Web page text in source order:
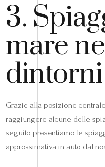
3.
mare
dintorni
Grazie alla posizione
raggiungere alcune delle
seguito presentiamo le
approssimativa in auto dal